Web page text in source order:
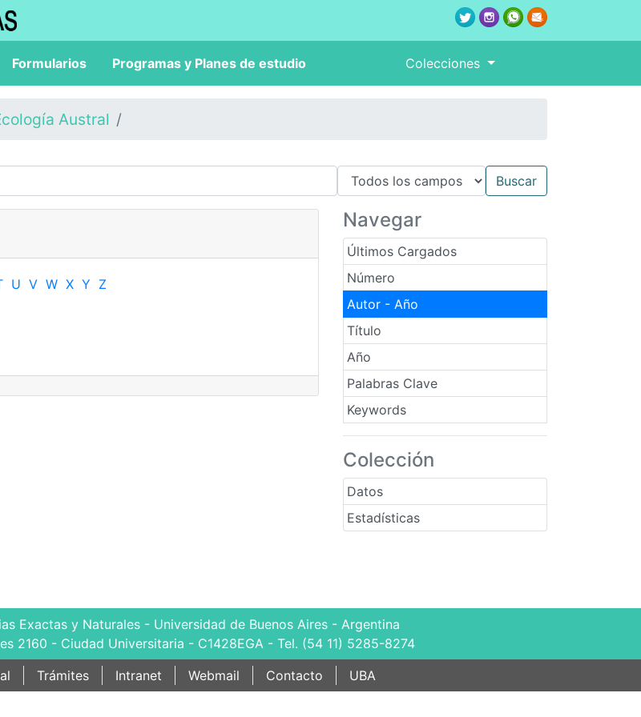
Formularios Programas y Planes de estudio Colecciones
Austral
Navegar
Últimos Cargados
Número
Autor - Año
Título
Año
Palabras Clave
Keywords
Colección
Datos
Estadísticas
U V W X Y Z
Exactas y Naturales - Universidad de Buenos Aires - Argentina
2160 - Ciudad Universitaria - C1428EGA - Tel. (54 11) 5285-8274
Trámites Intranet Webmail Contacto UBA